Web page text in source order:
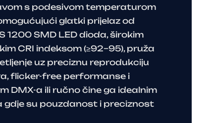
s podesivom temperaturom
glatki prijelaz od
1200 SMD LED dioda, širokim
CRI indeksom (≥92–95), pruža
uz preciznu reprodukciju
flicker-free performanse i
DMX-a ili ručno čine ga idealnim
gdje su pouzdanost i preciznost